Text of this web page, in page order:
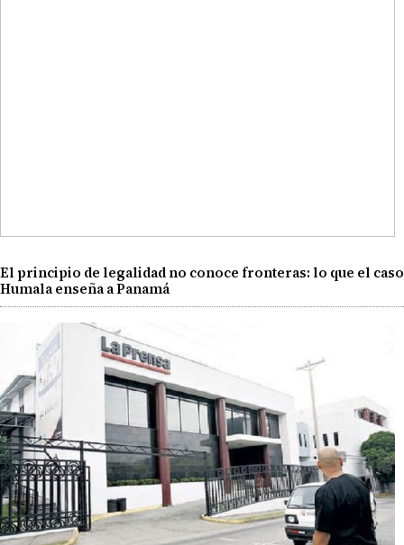
El principio de legalidad no conoce fronteras: lo que el caso
Humala enseña a Panamá